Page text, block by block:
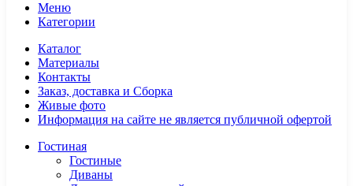
Меню
Категории
Каталог
Материалы
Контакты
Заказ, доставка и Сборка
Живые фото
Информация на сайте не является публичной офертой
Гостиная
Гостиные
Диваны